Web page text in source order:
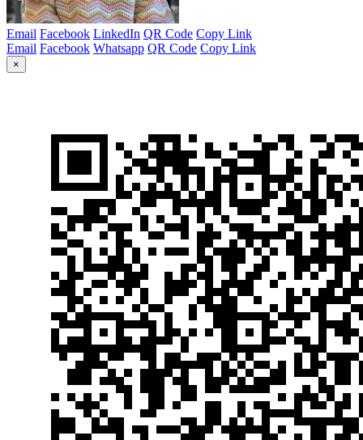
Email Facebook LinkedIn QR Code Copy Link
Email Facebook Whatsapp QR Code Copy Link
×